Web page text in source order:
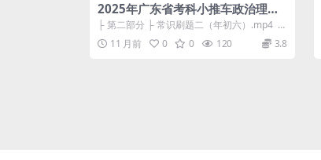
2025年广东省考科小推车政治理论
+常识通关班
├ 第二部分 ├ 常识刷题二（年初六）.mp4 5
38.06M ├ 常识刷题一...
11 月前 0 0 120 3.8